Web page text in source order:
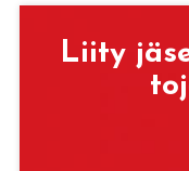
Liity